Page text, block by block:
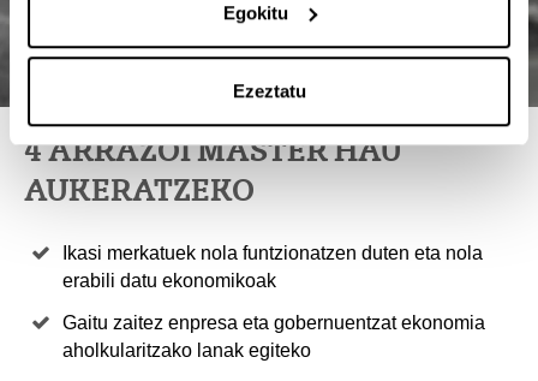
Egokitu
Ezeztatu
4 ARRAZOI MASTER HAU
AUKERATZEKO
Ikasi merkatuek nola funtzionatzen duten eta nola
erabili datu ekonomikoak
Gaitu zaitez enpresa eta gobernuentzat ekonomia
aholkularitzako lanak egiteko